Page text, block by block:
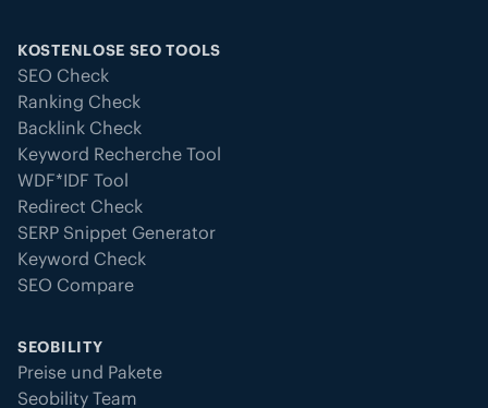
KOSTENLOSE SEO TOOLS
SEO Check
Ranking Check
Backlink Check
Keyword Recherche Tool
WDF*IDF Tool
Redirect Check
SERP Snippet Generator
Keyword Check
SEO Compare
SEOBILITY
Preise und Pakete
Seobility Team